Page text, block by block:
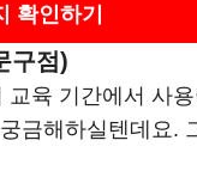
확인하기
구점)
육 기간에서 사
금해하실텐데요.